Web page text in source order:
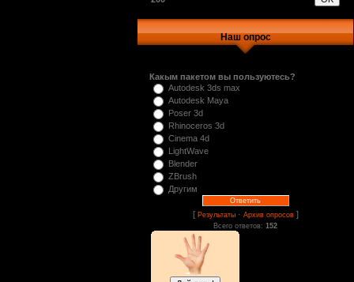
Наш опрос
Какым пакетом вы пользуютесь?
Autodesk 3ds max
Autodesk Maya
Poser 3d
Rhinoceros 3d
Cinema 4d
LightWave
Blender
ZBrush
Другим
[ Результаты· Архив опросов]
Всего ответов: 152